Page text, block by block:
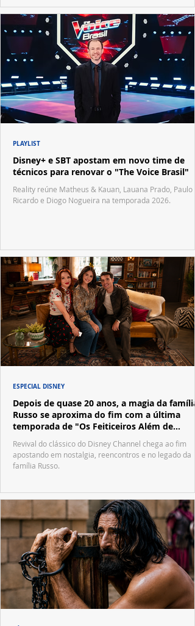
Disney+ e SBT apostam em novo time de
técnicos para renovar o "The Voice Brasil"
Reality reúne Matheus & Kauan, Lauana Prado, Paulo
Ricardo e Diogo Nogueira na temporada 2026.
PLAYLIST
Depois de quase 20 anos, a magia da família
Russo se aproxima do fim com a última
temporada de "Os Feiticeiros Além de
Revival do clássico do Disney Channel chega ao fim
apostando em nostalgia, reencontros e no legado da
família Russo.
ESPECIAL DISNEY